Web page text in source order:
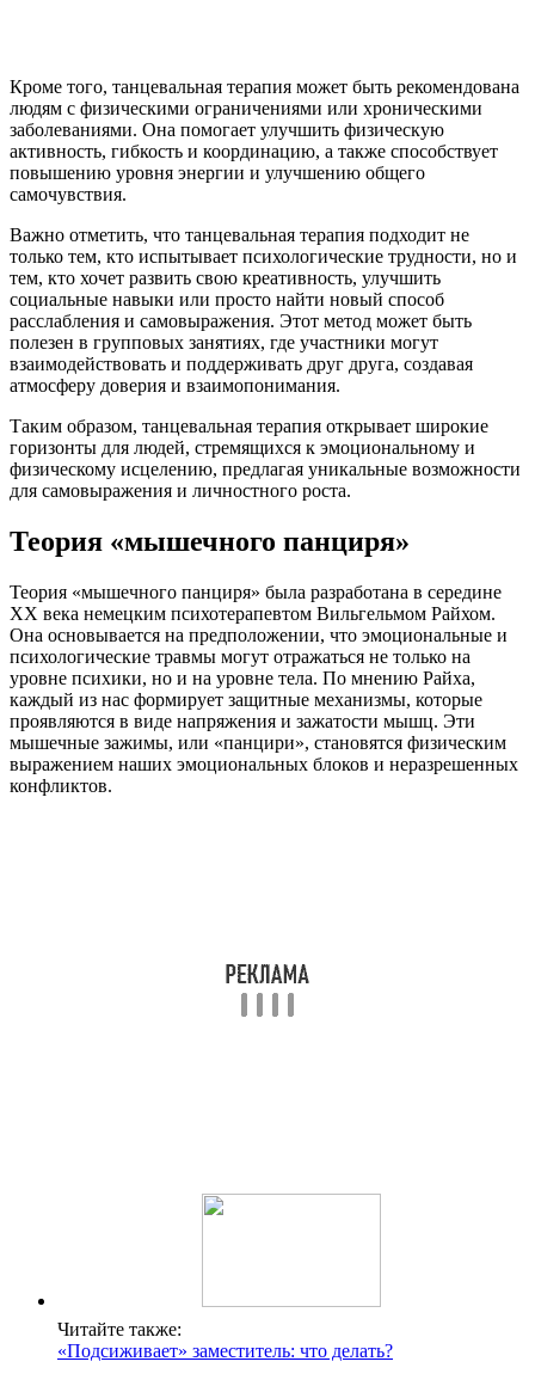
Кроме того, танцевальная терапия может быть рекомендована
людям с физическими ограничениями или хроническими
заболеваниями. Она помогает улучшить физическую
активность, гибкость и координацию, а также способствует
повышению уровня энергии и улучшению общего
самочувствия.
Важно отметить, что танцевальная терапия подходит не
только тем, кто испытывает психологические трудности, но и
тем, кто хочет развить свою креативность, улучшить
социальные навыки или просто найти новый способ
расслабления и самовыражения. Этот метод может быть
полезен в групповых занятиях, где участники могут
взаимодействовать и поддерживать друг друга, создавая
атмосферу доверия и взаимопонимания.
Таким образом, танцевальная терапия открывает широкие
горизонты для людей, стремящихся к эмоциональному и
физическому исцелению, предлагая уникальные возможности
для самовыражения и личностного роста.
Теория «мышечного панциря»
Теория «мышечного панциря» была разработана в середине
XX века немецким психотерапевтом Вильгельмом Райхом.
Она основывается на предположении, что эмоциональные и
психологические травмы могут отражаться не только на
уровне психики, но и на уровне тела. По мнению Райха,
каждый из нас формирует защитные механизмы, которые
проявляются в виде напряжения и зажатости мышц. Эти
мышечные зажимы, или «панцири», становятся физическим
выражением наших эмоциональных блоков и неразрешенных
конфликтов.
Читайте также:
«Подсиживает» заместитель: что делать?